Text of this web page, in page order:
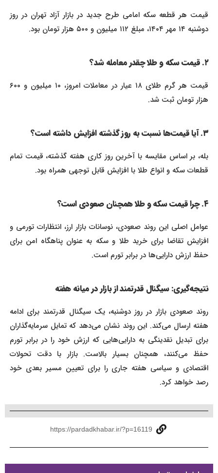
قیمت هر قطعه سکه امامی طرح جدید در بازار آزاد تهران در روز
دوشنبه ۱۴ مهر ۱۴۰۴، مبلغ ۱۱۲ میلیون و ۵۰۰ هزار تومان بود.
قیمت هر گرم طلای ۱۸ عیار در معاملات امروز، ۱۰ میلیون و ۶۰۰
هزار تومان ثبت شد.
بله، بر اساس مقایسه با آخرین روز کاری هفته گذشته، قیمت تمام
قطعات سکه و انواع طلا با افزایش قابل توجهی همراه بود.
عوامل اصلی این روند صعودی، نوسانات بازار ارز، انتظارات تورمی و
افزایش تقاضا برای خرید طلا و سکه به عنوان پناهگاه امن برای
حفظ ارزش دارایی‌ها در برابر تورم است.
نتیجه‌گیری: سیگنال قدرتمند از بازار در میانه هفته
روند صعودی بازار در روز دوشنبه، یک سیگنال قدرتمند برای ادامه
هفته ارسال می‌کند. این روند نشان می‌دهد که تمایل سرمایه‌گذاران
برای تبدیل نقدینگی به دارایی‌هایی که ارزش خود را در برابر تورم
حفظ می‌کنند، همچنان بسیار بالاست. بازار با دقت تحولات
اقتصادی و سیاسی هفته جاری را برای تعیین مسیر بعدی خود
رصد خواهد کرد.
https://pardadkhabar.ir/?p=16119